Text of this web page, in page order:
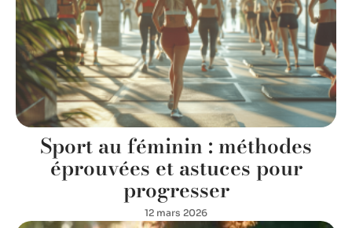
Sport au féminin : méthodes
éprouvées et astuces pour
progresser
12 mars 2026